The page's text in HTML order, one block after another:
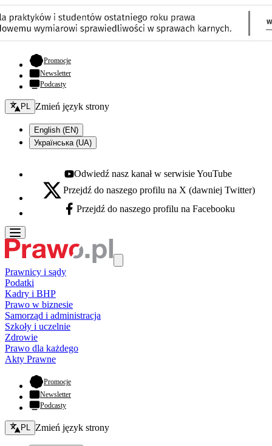
Promocje- otwiera się w nowej karcie
Newsletter
Podcasty
Zmień język - bieżący:
PL Zmień język strony
English (EN)
Українська (UA)
Youtube - otwiera się w nowej karcie
Odwiedź nasz kanał w serwisie YouTube
X - otwiera się w nowej karcie
Przejdź do naszego profilu na X (dawniej Twitter)
Facebook - otwiera się w nowej karcie
Przejdź do naszego profilu na Facebooku
Prawnicy i sądy
Podatki
Kadry i BHP
Prawo w biznesie
Samorząd i administracja
Szkoły i uczelnie
Zdrowie
Prawo dla każdego
Akty Prawne
Promocje- otwiera się w nowej karcie
Newsletter
Podcasty
Zmień język - bieżący:
PL Zmień język strony